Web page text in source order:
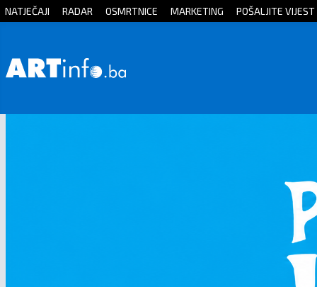
Početna
NATJEČAJI RADAR OSMRTNICE MARKETING POŠALJITE VIJEST